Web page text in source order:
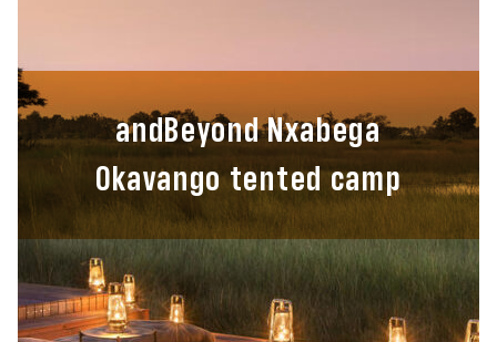
andBeyond Nxabega
Okavango tented camp